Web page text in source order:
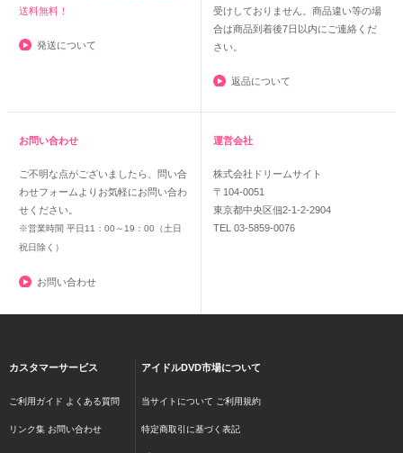
送料無料！
発送について
受けしておりません。商品違い等の場
合は商品到着後7日以内にご連絡くだ
さい。
返品について
お問い合わせ
ご不明な点がございましたら、問い合
わせフォームよりお気軽にお問い合わ
せください。
※営業時間 平日11：00～19：00（土日
祝日除く）
お問い合わせ
運営会社
株式会社ドリームサイト
〒104-0051
東京都中央区佃2-1-2-2904
TEL 03-5859-0076
カスタマーサービス
ご利用ガイド よくある質問
リンク集 お問い合わせ
アイドルDVD市場について
当サイトについて ご利用規約
特定商取引に基づく表記